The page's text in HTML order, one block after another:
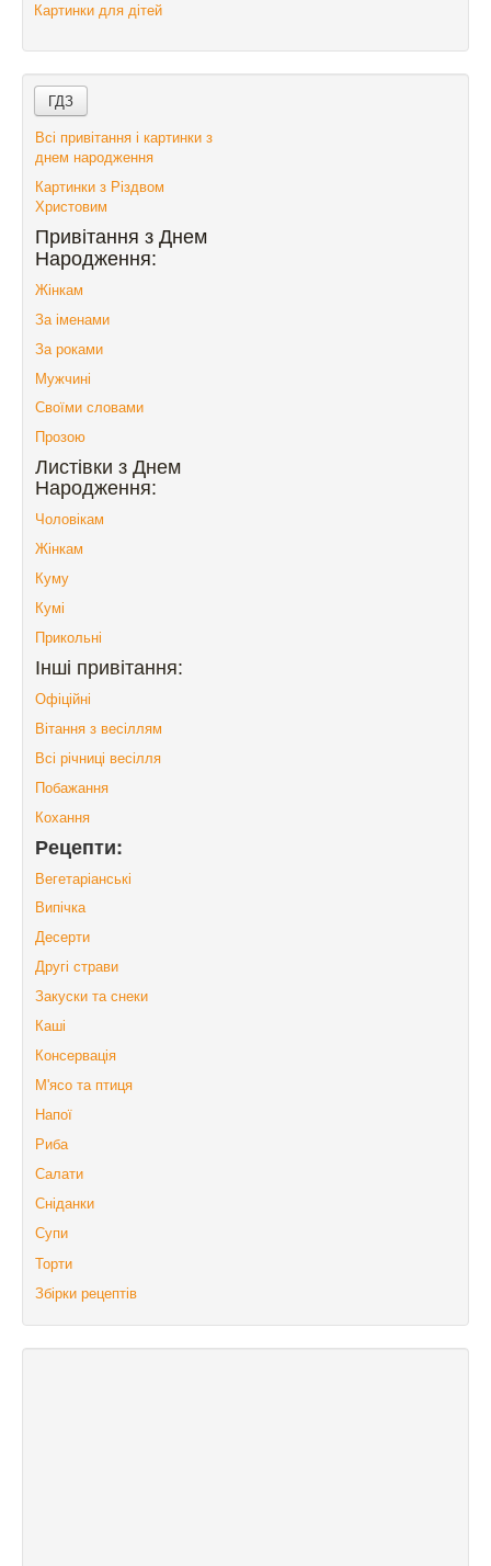
Картинки для дітей
Всі привітання і картинки з
днем народження
Картинки з Різдвом
Христовим
Привітання з Днем
Народження:
Жінкам
За іменами
За роками
Мужчині
Своїми словами
Прозою
Листівки з Днем
Народження:
Чоловікам
Жінкам
Куму
Кумі
Прикольні
Інші привітання:
Офіційні
Вітання з весіллям
Всі річниці весілля
Побажання
Кохання
Рецепти:
Вегетаріанські
Випічка
Десерти
Другі страви
Закуски та снеки
Каші
Консервація
М'ясо та птиця
Напої
Риба
Салати
Сніданки
Супи
Торти
Збірки рецептів